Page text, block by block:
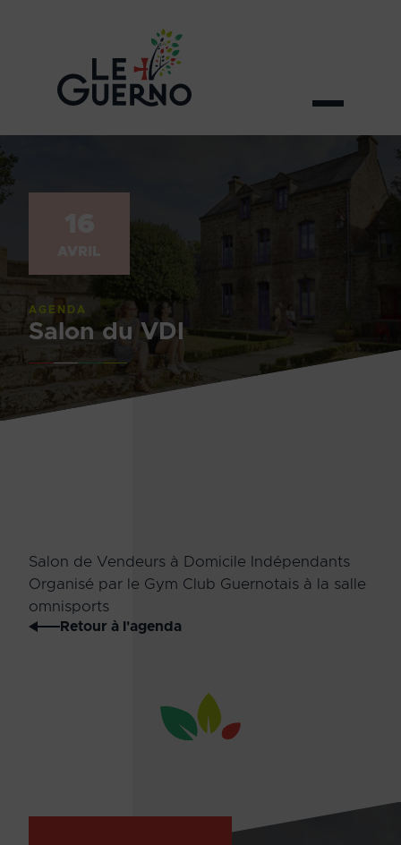
AGENDA
Salon du VDI
Salon de Vendeurs à Domicile Indépendants
Organisé par le Gym Club Guernotais à la salle
omnisports
Retour à l'agenda